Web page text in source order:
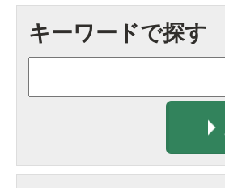
キーワードで探す